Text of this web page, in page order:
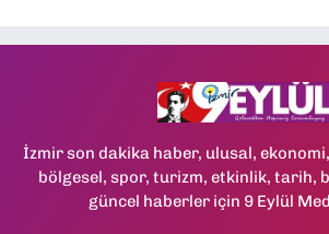
İzmir son dakika haber, ulusal,
bölgesel, spor, turizm, etkinlik, tarih,
güncel haberler için 9 Eylül